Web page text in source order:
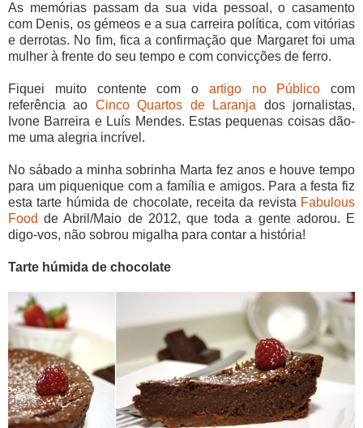
As memórias passam da sua vida pessoal, o casamento
com Denis, os gémeos e a sua carreira política, com vitórias
e derrotas. No fim, fica a confirmação que Margaret foi uma
mulher à frente do seu tempo e com convicções de ferro.
Fiquei muito contente com o artigo no Público com
referência ao Cinco Quartos de Laranja dos jornalistas,
Ivone Barreira e Luís Mendes. Estas pequenas coisas dão-
me uma alegria incrível.
No sábado a minha sobrinha Marta fez anos e houve tempo
para um piquenique com a família e amigos. Para a festa fiz
esta tarte húmida de chocolate, receita da revista Fabulous
Food de Abril/Maio de 2012, que toda a gente adorou. E
digo-vos, não sobrou migalha para contar a história!
Tarte húmida de chocolate